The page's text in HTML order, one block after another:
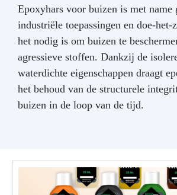
Epoxyhars voor buizen is met name
industriële toepassingen en doe-het-
het nodig is om buizen te
agressieve stoffen. Dankzij de
waterdichte eigenschappen draagt
het behoud van de structurele
buizen in de loop van de tijd.